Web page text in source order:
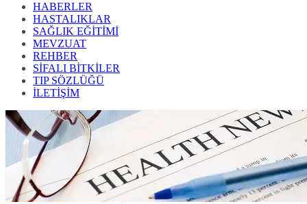
HABERLER
HASTALIKLAR
SAĞLIK EĞİTİMİ
MEVZUAT
REHBER
SİFALI BİTKİLER
TIP SÖZLÜĞÜ
İLETİŞİM